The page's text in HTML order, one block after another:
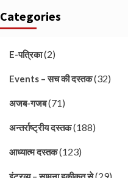
Categories
E-पत्रिका(2)
Events – सच की दस्तक(32)
अजब-गजब(71)
अन्तर्राष्ट्रीय दस्तक(188)
आध्यात्म दस्तक(123)